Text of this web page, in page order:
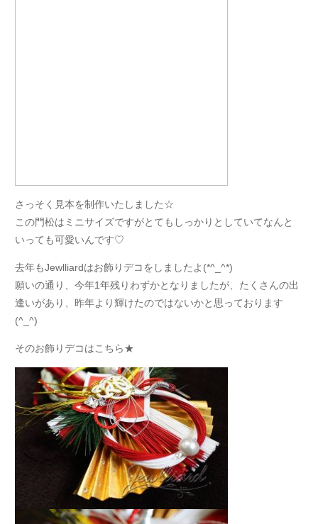
さっそく見本を制作いたしました☆
この門松はミニサイズですがとてもしっかりとしていてなんと
いっても可愛いんです♡
去年もJewlliardはお飾りデコをしましたよ(*^_^*)
願いの通り、今年1年残りわずかとなりましたが、たくさんの出
逢いがあり、昨年より輝けたのではないかと思っております
(^_^)
そのお飾りデコはこちら★